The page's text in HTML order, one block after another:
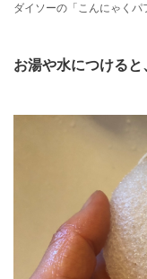
ダイソーの「こんにゃく
お湯や水につけると